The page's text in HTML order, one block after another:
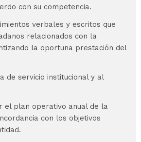
con su competencia.
verbales y escritos que
relacionados con la
la oportuna prestación del
de servicio institucional y al
el plan operativo anual de la
con los objetivos